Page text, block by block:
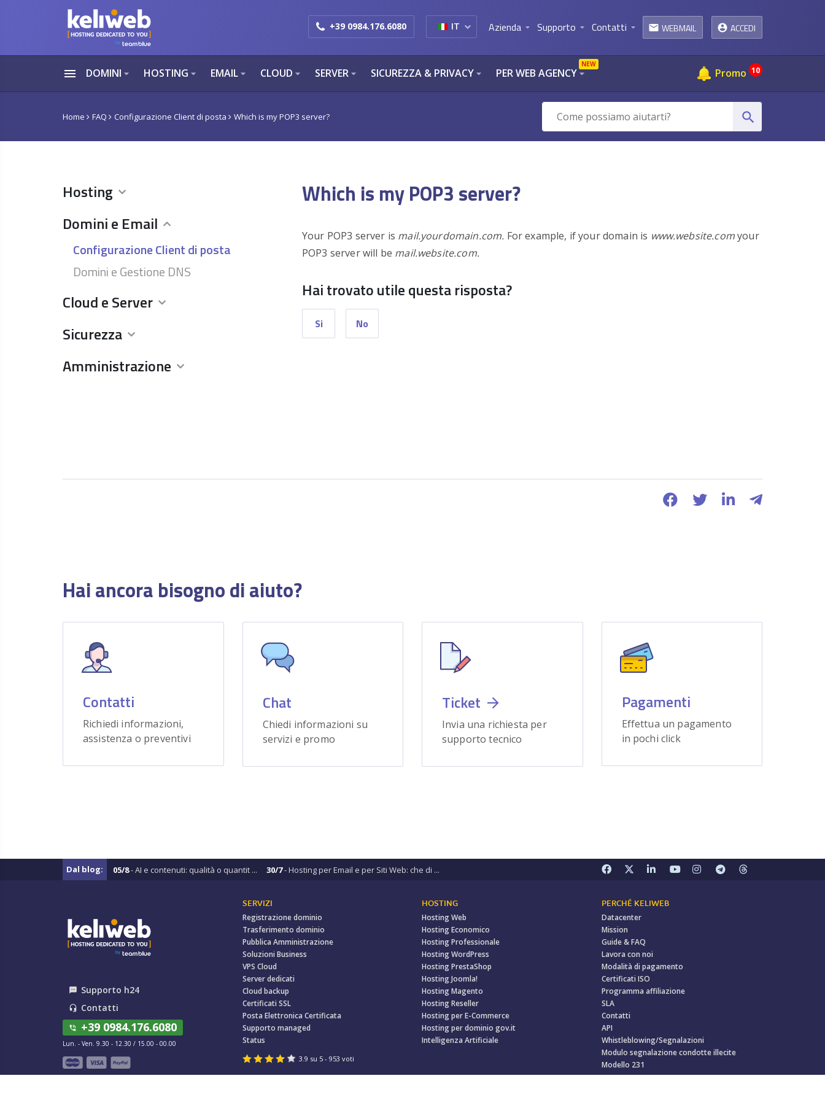
+39 0984.176.6080 IT Azienda arrow_drop_down Supporto arrow_drop_down Contatti arrow_drop_down email WEBMAIL ACCEDI
menu DOMINIarrow_drop_down HOSTINGarrow_drop_down EMAILarrow_drop_down CLOUDarrow_drop_down SERVERarrow_drop_down SICUREZZA & PRIVACYarrow_drop_down PER WEB AGENCY
NEW
arrow_drop_down Promo 10
Home FAQ Configurazione Client di posta Which is my POP3 server? search
Hosting
Domini e Email
Configurazione Client di posta
Domini e Gestione DNS
Cloud e Server
Sicurezza
Amministrazione
Which is my POP3 server?
Your POP3 server is mail.yourdomain.com. For example, if your domain is www.website.comyour
POP3 server will be mail.website.com.
Hai trovato utile questa risposta?
Si No
Hai ancora bisogno di aiuto?
Contatti
Richiedi informazioni,
assistenza o preventivi
Chat
Chiedi informazioni su
servizi e promo
Ticket
Invia una richiesta per
supporto tecnico
Pagamenti
Effettua un pagamento
in pochi click
Dal blog: 05/8- AI e contenuti: qualità o quantit ... 30/7- Hosting per Email e per Siti Web: che di ...
textsms Supporto h24
headset_mic Contatti
phone_in_talk +39 0984.176.6080
Lun. - Ven. 9.30 - 12.30 / 15.00 - 00.00
SERVIZI
Registrazione dominio
Trasferimento dominio
Pubblica Amministrazione
Soluzioni Business
VPS Cloud
Server dedicati
Cloud backup
Certificati SSL
Posta Elettronica Certificata
Supporto managed
Status
3.9 su 5 - 953 voti
HOSTING
Hosting Web
Hosting Economico
Hosting Professionale
Hosting WordPress
Hosting PrestaShop
Hosting Joomla!
Hosting Magento
Hosting Reseller
Hosting per E-Commerce
Hosting per dominio gov.it
Intelligenza Artificiale
PERCHÉ KELIWEB
Datacenter
Mission
Guide & FAQ
Lavora con noi
Modalità di pagamento
Certificati ISO
Programma affiliazione
SLA
Contatti
API
Whistleblowing/Segnalazioni
Modulo segnalazione condotte illecite
Modello 231